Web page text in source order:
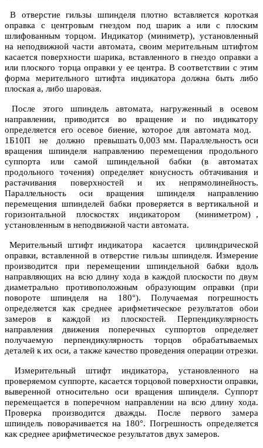
В отверстие гильзы шпинделя плотно вставляется короткая
оправка с центровым гнездом под шарик а или с плоским
шлифованным торцом. Индикатор (миниметр), установленный
на неподвижной части автомата, своим мерительным штифтом
касается поверхности шарика, вставленного в гнездо оправки а
или плоского торца оправки у ее центра. В соответствии с этим
форма мерительного штифта индикатора должна быть либо
плоская а, либо шаровая.
После этого шпиндель автомата, нагруженный в осевом
направлении, приводится во вращение и по индикатору
определяется его осевое биение, которое для автомата мод.
1Б10П не должно превышать 0,003 мм. Параллельность оси
вращения шпинделя направлению перемещения продольного
суппорта или самой шпиндельной бабки (в автоматах
продольного точения) определяет конусность обтачивания и
растачивания поверхностей и их непрямолинейность.
Параллельность оси вращения шпинделя направлению
перемещения шпинделей бабки проверяется в вертикальной и
горизонтальной плоскостях индикатором (миниметром) ,
установленным в неподвижной части автомата.
Мерительный штифт индикатора касается цилиндрической
оправки, вставленной в отверстие гильзы шпинделя. Измерение
производится при перемещении шпиндельной бабки вдоль
направляющих на всю длину хода в каждой плоскости по двум
диаметрально противоположным образующим оправки (при
повороте шпинделя на 180°). Получаемая погрешность
определяется как среднее арифметическое результатов обои
замеров в каждой из плоскостей. Перпендикулярность
направления движения поперечных суппортов определяет
получаемую перпендикулярность торцов обрабатываемых
деталей к их оси, а также качество проведения операции отрезки.
Измерительный штифт индикатора, установленного на
проверяемом суппорте, касается торцовой поверхности оправки,
выверенной относительно оси вращения шпинделя. Суппорт
перемещается в поперечном направлении на всю длину хода.
Проверка производится дважды. После первого замера
шпиндель поворачивается на 180°. Погрешность определяется
как среднее арифметическое результатов двух замеров.